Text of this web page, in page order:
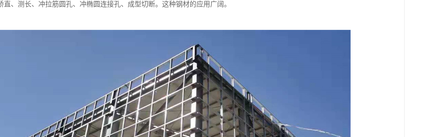
直、测长、冲拉筋圆孔、冲椭圆连接孔、成型切断。这种钢材的应用广阔。